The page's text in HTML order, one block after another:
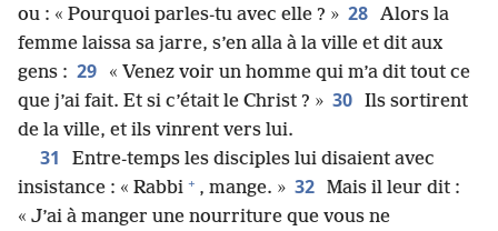
ou : « Pourquoi parles-​tu avec elle ? » 28 Alors la
femme laissa sa jarre, s’en alla à la ville et dit aux
gens : 29
« Venez voir un homme qui m’a dit tout ce
que j’ai fait. Et si c’était le Christ ? » 30 Ils sortirent
de la ville, et ils vinrent vers lui.
31
Entre-temps les disciples lui disaient avec
insistance : « Rabbi + , mange. » 32 Mais il leur dit :
« J’ai à manger une nourriture que vous ne